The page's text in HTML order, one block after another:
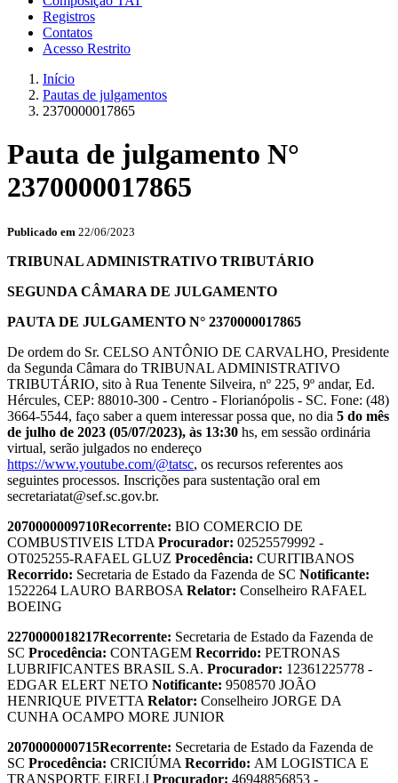
Registros
Contatos
Acesso Restrito
Início
Pautas de julgamentos
2370000017865
Pauta de julgamento N°
2370000017865
Publicado em 22/06/2023
TRIBUNAL ADMINISTRATIVO TRIBUTÁRIO
SEGUNDA CÂMARA DE JULGAMENTO
PAUTA DE JULGAMENTO N° 2370000017865
De ordem do Sr. CELSO ANTÔNIO DE CARVALHO, Presidente
da Segunda Câmara do TRIBUNAL ADMINISTRATIVO
TRIBUTÁRIO, sito à Rua Tenente Silveira, nº 225, 9º andar, Ed.
Hércules, CEP: 88010-300 - Centro - Florianópolis - SC. Fone: (48)
3664-5544, faço saber a quem interessar possa que, no dia 5 do mês
de julho de 2023 (05/07/2023), às 13:30 hs, em sessão ordinária
virtual, serão julgados no endereço
https://www.youtube.com/@tatsc, os recursos referentes aos
seguintes processos. Inscrições para sustentação oral em
secretariatat@sef.sc.gov.br.
2070000009710Recorrente: BIO COMERCIO DE
COMBUSTIVEIS LTDA Procurador: 02525579992 -
OT025255-RAFAEL GLUZ Procedência: CURITIBANOS
Recorrido: Secretaria de Estado da Fazenda de SC Notificante:
1522264 LAURO BARBOSA Relator: Conselheiro RAFAEL
BOEING
2270000018217Recorrente: Secretaria de Estado da Fazenda de
SC Procedência: CONTAGEM Recorrido: PETRONAS
LUBRIFICANTES BRASIL S.A. Procurador: 12361225778 -
EDGAR ELERT NETO Notificante: 9508570 JOÃO
HENRIQUE PIVETTA Relator: Conselheiro JORGE DA
CUNHA OCAMPO MORE JUNIOR
2070000000715Recorrente: Secretaria de Estado da Fazenda de
SC Procedência: CRICIÚMA Recorrido: AM LOGISTICA E
TRANSPORTE EIRELI Procurador: 46948856853 -